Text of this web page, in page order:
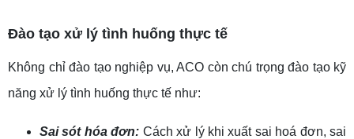
Đào tạo xử lý tình huống thực tế
Không chỉ đào tạo nghiệp vụ, ACO còn chú trọng đào tạo kỹ
năng xử lý tình huống thực tế như:
Sai sót hóa đơn: Cách xử lý khi xuất sai hoá đơn, sai